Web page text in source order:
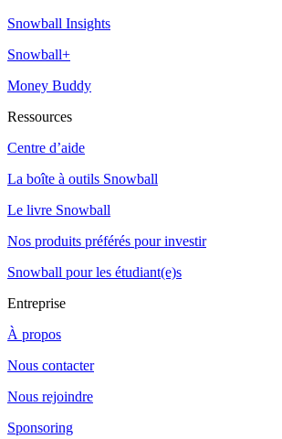
Snowball Insights
Snowball+
Money Buddy
Ressources
Centre d’aide
La boîte à outils Snowball
Le livre Snowball
Nos produits préférés pour investir
Snowball pour les étudiant(e)s
Entreprise
À propos
Nous contacter
Nous rejoindre
Sponsoring